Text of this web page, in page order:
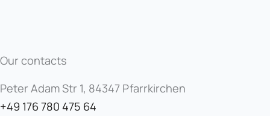
Our contacts
Peter Adam Str 1, 84347 Pfarrkirchen
+49 176 780 475 64